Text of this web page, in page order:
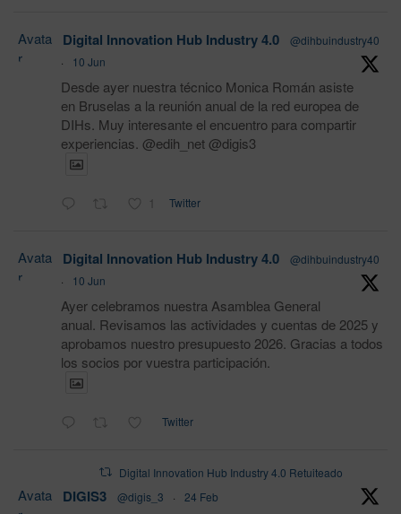
Avata
r
Digital Innovation Hub Industry 4.0
@dihbuindustry40
·
10 Jun
Desde ayer nuestra técnico Monica Román asiste
en Bruselas a la reunión anual de la red europea de
DIHs. Muy interesante el encuentro para compartir
experiencias. @edih_net @digis3
1 Twitter
Avata
r
Digital Innovation Hub Industry 4.0
@dihbuindustry40
·
10 Jun
Ayer celebramos nuestra Asamblea General
anual. Revisamos las actividades y cuentas de 2025 y
aprobamos nuestro presupuesto 2026. Gracias a todos
los socios por vuestra participación.
Twitter
Digital Innovation Hub Industry 4.0 Retuiteado
Avata
DIGIS3 @digis_3 · 24 Feb